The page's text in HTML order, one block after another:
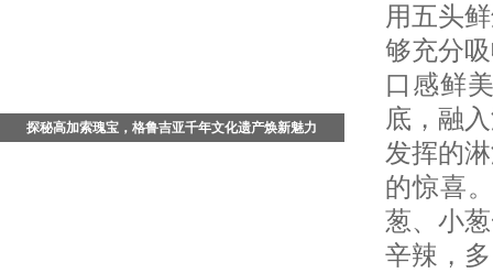
探秘高加索瑰宝，格鲁吉亚千年文化遗产焕新魅力
用五头
够充分
口感鲜
底，融
发挥的
的惊喜
葱、小
辛辣，